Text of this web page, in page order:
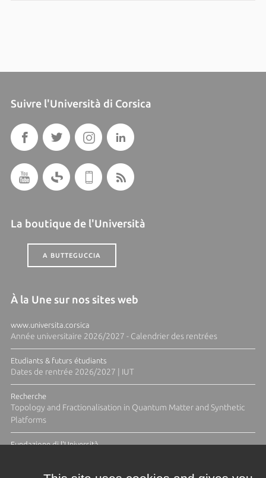
Suivre l'Università di Corsica
La boutique de l'Università
A BUTTEGUCCIA
À la Une sur nos sites web
www.universita.corsica
Année universitaire 2026/2027 - Calendrier des rentrées
Etudiants & futurs étudiants
Dates de rentrée 2026/2027 | IUT
Recherche
Topology and Fractionalisation in Quantum Matter and Synthetic
Platforms
Fundazione di l'Università